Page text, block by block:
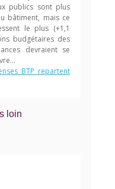
publics sont plus
bâtiment, mais ce
le plus (+1,1
budgétaires des
devraient se
BTP repartent
loin